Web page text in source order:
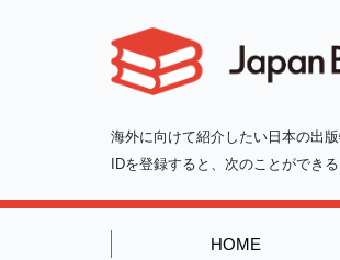
海外に向けて紹介したい日本の出
IDを登録すると、次のことができ
HOME